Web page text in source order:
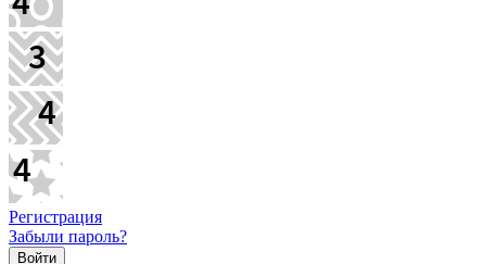
Регистрация
Забыли пароль?